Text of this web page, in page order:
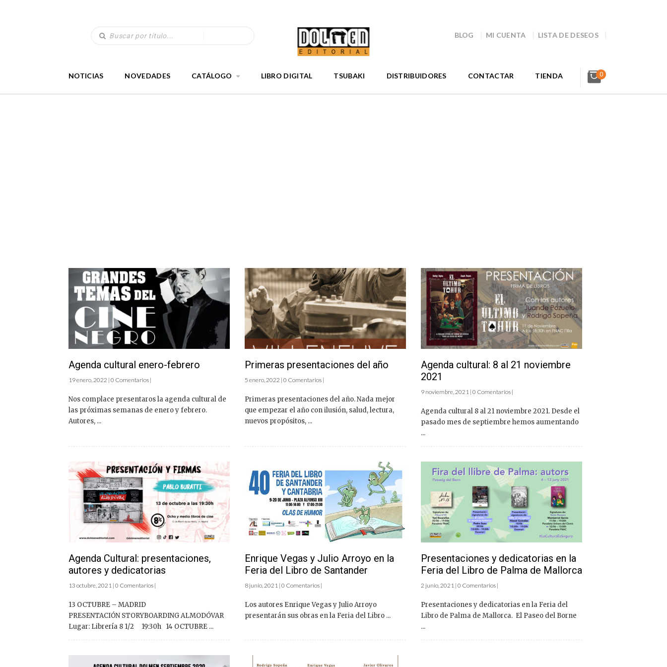
BLOG MI CUENTA LISTA DE DESEOS
NOTICIAS NOVEDADES CATÁLOGO LIBRO DIGITAL TSUBAKI DISTRIBUIDORES CONTACTAR TIENDA 0
Agenda cultural enero-febrero
19 enero, 2022 | 0 Comentarios |
Nos complace presentaros la agenda cultural de
las próximas semanas de enero y febrero.
Autores, ...
Primeras presentaciones del año
5 enero, 2022 | 0 Comentarios |
Primeras presentaciones del año. Nada mejor
que empezar el año con ilusión, salud, lectura,
nuevos propósitos, ...
Agenda cultural: 8 al 21 noviembre
2021
9 noviembre, 2021 | 0 Comentarios |
Agenda cultural 8 al 21 noviembre 2021. Desde el
pasado mes de septiembre hemos aumentando
...
Agenda Cultural: presentaciones,
autores y dedicatorias
13 octubre, 2021 | 0 Comentarios |
13 OCTUBRE – MADRID
PRESENTACIÓN STORYBOARDING ALMODÓVAR
Lugar: Librería 8 1/2 19:30h 14 OCTUBRE ...
Enrique Vegas y Julio Arroyo en la
Feria del Libro de Santander
8 junio, 2021 | 0 Comentarios |
Los autores Enrique Vegas y Julio Arroyo
presentarán sus obras en la Feria del Libro ...
Presentaciones y dedicatorias en la
Feria del Libro de Palma de Mallorca
2 junio, 2021 | 0 Comentarios |
Presentaciones y dedicatorias en la Feria del
Libro de Palma de Mallorca. El Paseo del Borne
...